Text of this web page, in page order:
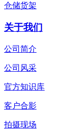
仓储货架
关于我们
公司简介
公司风采
官方知识库
客户合影
拍摄现场